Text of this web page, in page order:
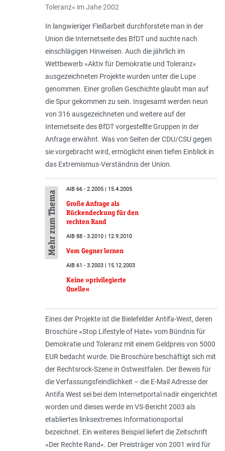
Toleranz« im Jahe 2002
In langwieriger Fleißarbeit durchforstete man in der
Union die Internetseite des BfDT und suchte nach
einschlägigen Hinweisen. Auch die jährlich im
Wettbewerb »Aktiv für Demokratie und Toleranz«
ausgezeichneten Projekte wurden unter die Lupe
genommen. Einer großen Geschichte glaubt man auf
die Spur gekommen zu sein. Insgesamt werden neun
von 316 ausgezeichneten und weitere auf der
Internetseite des BfDT vorgestellte Gruppen in der
Anfrage erwähnt. Was von Seiten der CDU/CSU gegen
sie vorgebracht wird, ermöglicht einen tiefen Einblick in
das Extremismus-Verständnis der Union.
Mehr zum Thema
AIB 66 - 2.2005 | 15.4.2005
Große Anfrage als
Rückendeckung für den
rechten Rand
AIB 88 - 3.2010 | 12.9.2010
Vom Gegner lernen
AIB 61 - 3.2003 | 15.12.2003
Keine »privilegierte
Quelle«
Eines der Projekte ist die Bielefelder Antifa-West, deren
Broschüre »Stop Lifestyle of Hate« vom Bündnis für
Demokratie und Toleranz mit einem Geldpreis von 5000
EUR bedacht wurde. Die Broschüre beschäftigt sich mit
der Rechtsrock-Szene in Ostwestfalen. Der Beweis für
die Verfassungsfeindlichkeit – die E-Mail Adresse der
Antifa West sei bei dem Internetportal nadir eingerichtet
worden und dieses werde im VS-Bericht 2003 als
etabliertes linksextremes Informationsportal
bezeichnet. Ein weiteres Beispiel liefert die Zeitschrift
»Der Rechte Rand«. Der Preisträger von 2001 wird für